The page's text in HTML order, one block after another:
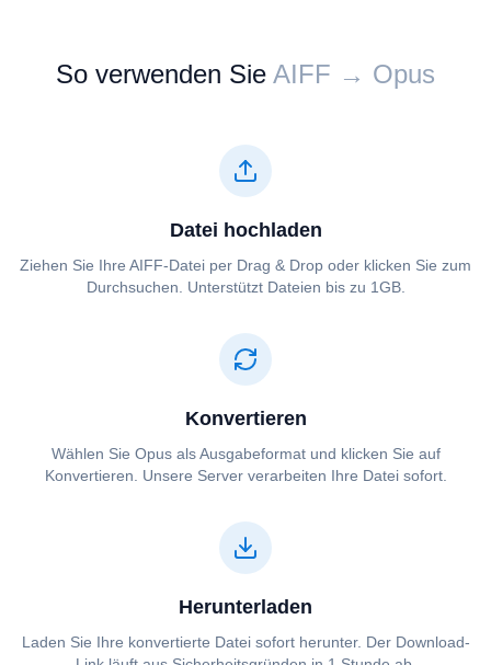
So verwenden Sie ⁦⁦AIFF⁩⁩ → ⁦⁦Opus⁩⁩
Datei hochladen
Ziehen Sie Ihre ⁦⁦AIFF⁩⁩-Datei per Drag & Drop oder klicken Sie zum
Durchsuchen. Unterstützt Dateien bis zu 1GB.
Konvertieren
Wählen Sie ⁦⁦Opus⁩⁩ als Ausgabeformat und klicken Sie auf
Konvertieren. Unsere Server verarbeiten Ihre Datei sofort.
Herunterladen
Laden Sie Ihre konvertierte Datei sofort herunter. Der Download-